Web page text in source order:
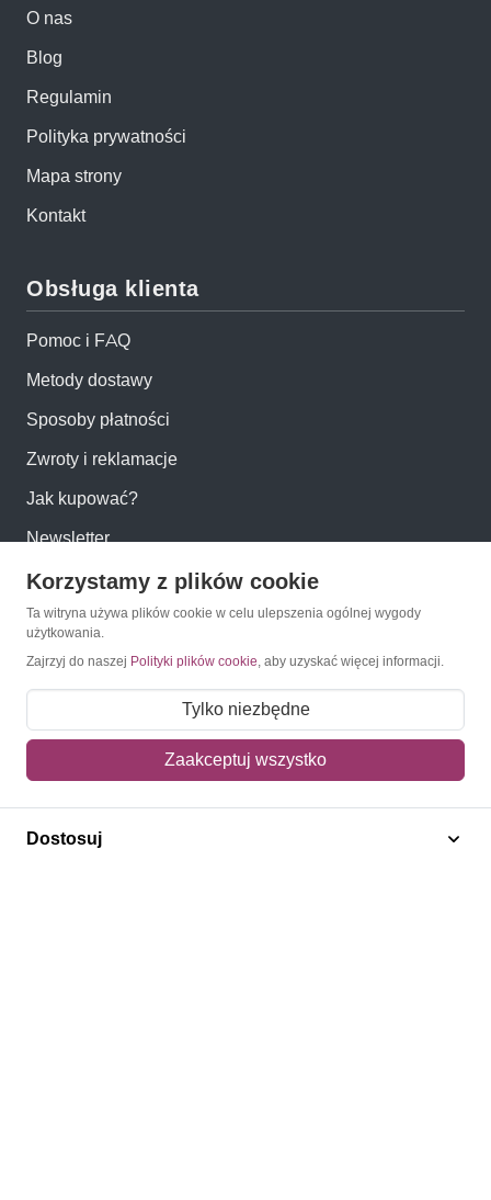
O nas
Blog
Regulamin
Polityka prywatności
Mapa strony
Kontakt
Obsługa klienta
Pomoc i FAQ
Metody dostawy
Sposoby płatności
Zwroty i reklamacje
Jak kupować?
Newsletter
Konto
Moje konto
Mój koszyk
Adres dostawy
Polecamy
Korzystamy z plików cookie
Ta witryna używa plików cookie w celu ulepszenia ogólnej wygody
użytkowania.
Zajrzyj do naszej Polityki plików cookie, aby uzyskać więcej informacji.
Tylko niezbędne
Zaakceptuj wszystko
Dostosuj